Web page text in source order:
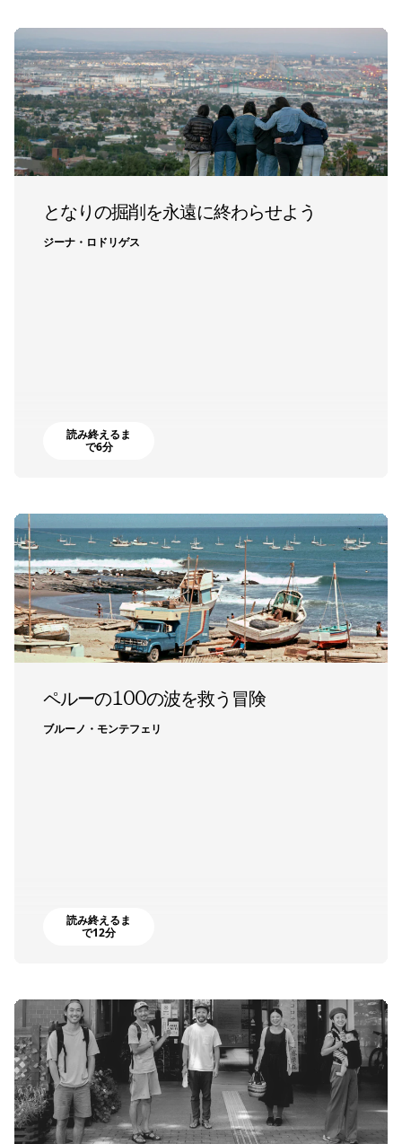
となりの掘削を永遠に終わらせよう
ジーナ・ロドリゲス
読み終えるま
で6分
ペルーの100の波を救う冒険
ブルーノ・モンテフェリ
読み終えるま
で12分